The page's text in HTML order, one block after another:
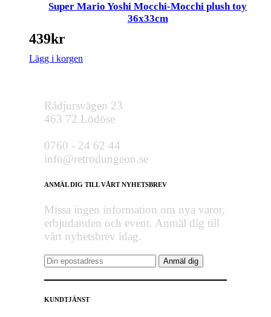
Super Mario Yoshi Mocchi-Mocchi plush toy
36x33cm
439kr
Lägg i korgen
Rådjursvägen 23
463 72 Lödöse
0760 - 24 62 44
info@retrodungeon.se
ANMÄL DIG TILL VÅRT NYHETSBREV
Missa ingen information om nya varor,
erbjudanden och event. Anmäl dig till
vårt nyhetsbrev idag.
KUNDTJÄNST